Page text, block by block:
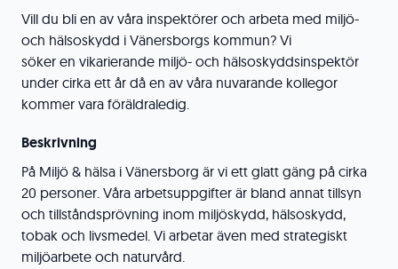
Vill du bli en av våra inspektörer och arbeta med miljö-
och hälsoskydd i Vänersborgs kommun? Vi
söker en vikarierande miljö- och hälsoskyddsinspektör
under cirka ett år då en av våra nuvarande kollegor
kommer vara föräldraledig.
Beskrivning
På Miljö & hälsa i Vänersborg är vi ett glatt gäng på cirka
20 personer. Våra arbetsuppgifter är bland annat tillsyn
och tillståndsprövning inom miljöskydd, hälsoskydd,
tobak och livsmedel. Vi arbetar även med strategiskt
miljöarbete och naturvård.